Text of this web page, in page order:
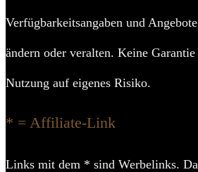
Verfügbarkeitsangaben und
ändern oder veralten. Keine
Nutzung auf eigenes Risiko.
* = Affiliate-Link
Links mit dem * sind Werbelinks.